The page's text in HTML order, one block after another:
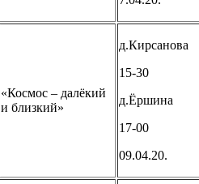
«Космос – далёкий
и близкий»
д.Кирсанова
15-30
д.Ёршина
17-00
09.04.20.